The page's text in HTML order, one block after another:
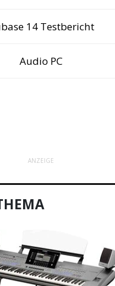
14 Testbericht
Audio PC
ANZEIGE